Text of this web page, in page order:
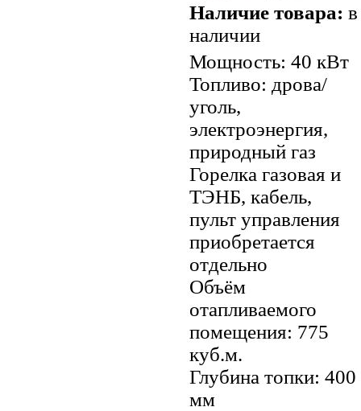
Наличие товара: в
наличии
Мощность: 40 кВт
Топливо: дрова/
уголь,
электроэнергия,
природный газ
Горелка газовая и
ТЭНБ, кабель,
пульт управления
приобретается
отдельно
Объём
отапливаемого
помещения: 775
куб.м.
Глубина топки: 400
мм